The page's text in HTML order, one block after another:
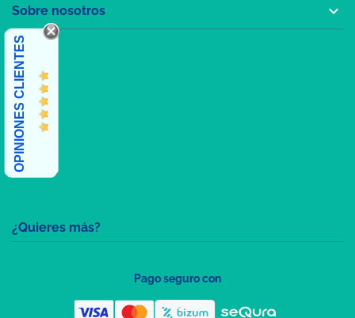
¿Quieres más?
Sobre nosotros 
OPINIONES CLIENTES
Pago seguro con